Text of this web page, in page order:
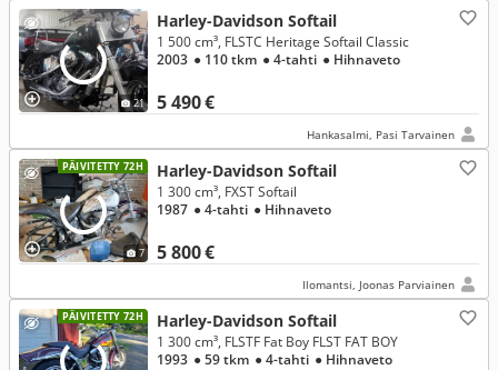
21
Harley-Davidson Softail
5 490 €
1 500 cm³, FLSTC Heritage Softail Classic
2003 ● 110 tkm ● 4-tahti ● Hihnaveto
Hankasalmi, Pasi Tarvainen
PÄIVITETTY 72H
7
Harley-Davidson Softail
5 800 €
1 300 cm³, FXST Softail
1987 ● 4-tahti ● Hihnaveto
Ilomantsi, Joonas Parviainen
PÄIVITETTY 72H Harley-Davidson Softail
1 300 cm³, FLSTF Fat Boy FLST FAT BOY
1993 ● 59 tkm ● 4-tahti ● Hihnaveto